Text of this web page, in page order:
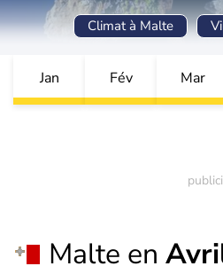
Climat à Malte
Jan Fév Mar
Malte en